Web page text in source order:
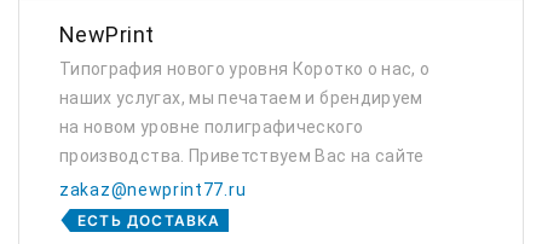
NewPrint
Типография нового уровня Коротко о нас, о
наших услугах, мы печатаем и брендируем
на новом уровне полиграфического
производства. Приветствуем Вас на сайте
нашего производства оперативной печати и
брендирования различных изделии
zakaz@newprint77.ru
ЕСТЬ ДОСТАВКА